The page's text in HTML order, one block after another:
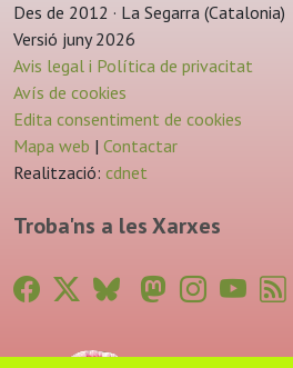
Des de 2012 · La Segarra (Catalonia)
Versió juny 2026
Avis legal i Política de privacitat
Avís de cookies
Edita consentiment de cookies
Mapa web | Contactar
Realització: cdnet
Troba'ns a les Xarxes